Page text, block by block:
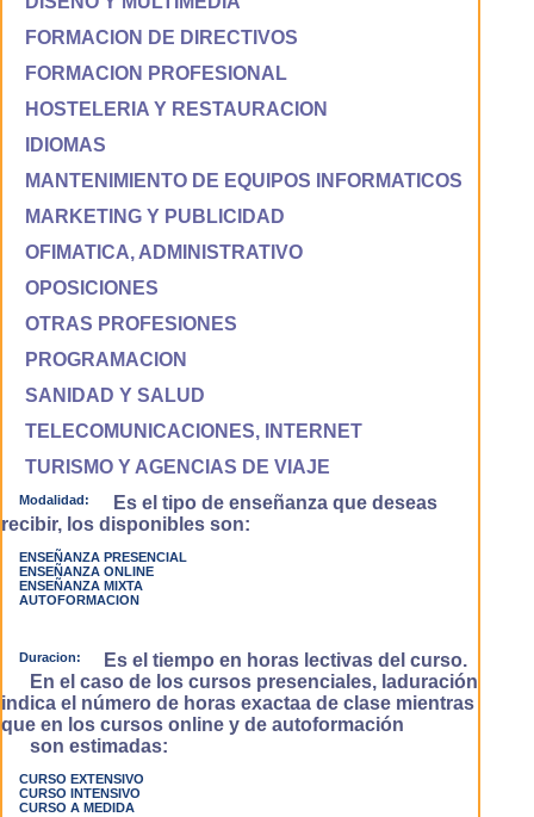
FORMACION DE DIRECTIVOS
FORMACION PROFESIONAL
HOSTELERIA Y RESTAURACION
IDIOMAS
MANTENIMIENTO DE EQUIPOS INFORMATICOS
MARKETING Y PUBLICIDAD
OFIMATICA, ADMINISTRATIVO
OPOSICIONES
OTRAS PROFESIONES
PROGRAMACION
SANIDAD Y SALUD
TELECOMUNICACIONES, INTERNET
TURISMO Y AGENCIAS DE VIAJE
Modalidad:
Es el tipo de enseñanza que deseas
recibir, los disponibles son:
ENSEÑANZA PRESENCIAL
ENSEÑANZA ONLINE
ENSEÑANZA MIXTA
AUTOFORMACION
Duracion:
Es el tiempo en horas lectivas del curso.
En el caso de los cursos presenciales, laduración
indica el número de horas exactaa de clase mientras
que en los cursos online y de autoformación
son estimadas:
CURSO EXTENSIVO
CURSO INTENSIVO
CURSO A MEDIDA